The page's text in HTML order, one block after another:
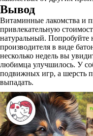
Вывод
Витаминные лакомства и
привлекательную
натуральный. Попробуйте
производителя в виде
несколько недель вы
любимца улучшилось. У
подвижных игр, а шерсть
выпадать.